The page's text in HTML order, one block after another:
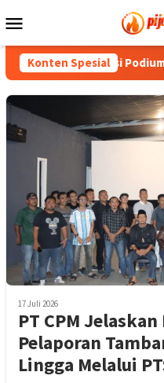
ke
Mobile
Konten Spesial
RI, Formasi Podium
17 Juli 2026
PT CPM
Pelaporan
Lingga Melalui